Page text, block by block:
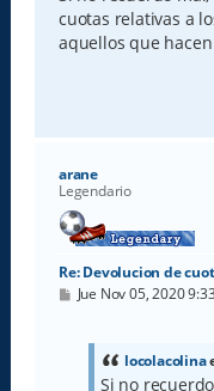
a
j
e
cuotas relativas a
aquellos que
arane
Legendario
Re: Devolucion de
M
Jue Nov 05, 2020
locolacolina
Si no